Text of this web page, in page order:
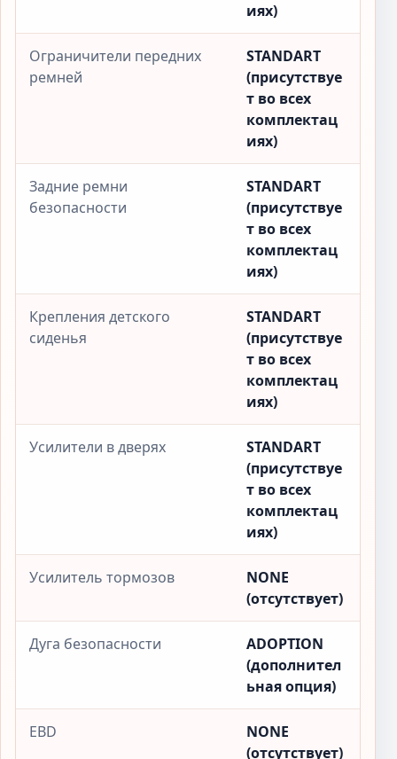
иях)
Ограничители передних
ремней
STANDART
(присутствуе
т во всех
комплектац
иях)
Задние ремни
безопасности
STANDART
(присутствуе
т во всех
комплектац
иях)
Крепления детского
сиденья
STANDART
(присутствуе
т во всех
комплектац
иях)
Усилители в дверях
STANDART
(присутствуе
т во всех
комплектац
иях)
Усилитель тормозов
NONE
(отсутствует)
Дуга безопасности
ADOPTION
(дополнител
ьная опция)
EBD
NONE
(отсутствует)